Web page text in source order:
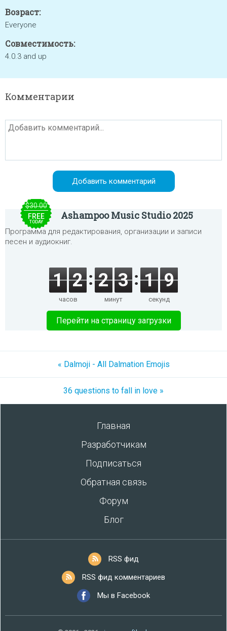
Возраст:
Everyone
Совместимость:
4.0.3 and up
Комментарии
$30.00
FREE
TODAY
Ashampoo Music Studio 2025
Программа для редактирования, организации и записи
песен и аудиокниг.
1 2
часов
2 3
минут
1 9
секунд
Перейти на страницу загрузки
« Dalmoji - All Dalmation Emojis
36 questions to fall in love »
Главная
Разработчикам
Подписаться
Обратная связь
Форум
Блог
RSS фид
RSS фид комментариев
Мы в Facebook